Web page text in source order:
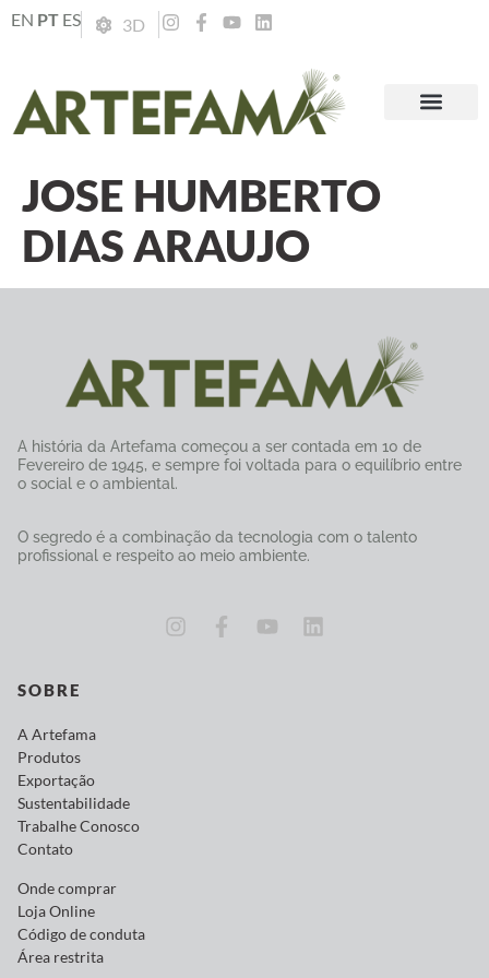
EN PT ES 3D
JOSE HUMBERTO
DIAS ARAUJO
A história da Artefama começou a ser contada em 10 de
Fevereiro de 1945, e sempre foi voltada para o equilíbrio entre
o social e o ambiental.
O segredo é a combinação da tecnologia com o talento
profissional e respeito ao meio ambiente.
SOBRE
A Artefama
Produtos
Exportação
Sustentabilidade
Trabalhe Conosco
Contato
Onde comprar
Loja Online
Código de conduta
Área restrita